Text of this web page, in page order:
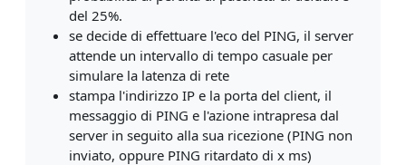
del 25%.
se decide di effettuare l'eco del PING, il server
attende un intervallo di tempo casuale per
simulare la latenza di rete
stampa l'indirizzo IP e la porta del client, il
messaggio di PING e l'azione intrapresa dal
server in seguito alla sua ricezione (PING non
inviato, oppure PING ritardato di x ms)